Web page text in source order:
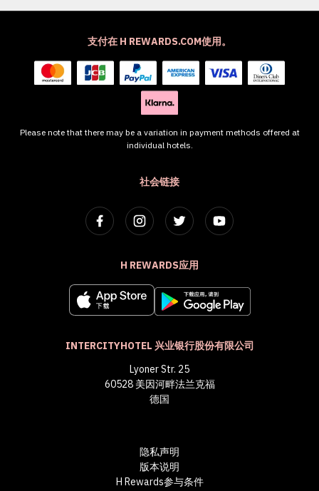
社会链接
H REWARDS应用
INTERCITYHOTEL 兴业银行股份有限公司
Lyoner Str. 25
60528 美因河畔法兰克福
德国
支付在 H REWARDS.COM使用。
Please note that there may be a variation in payment methods offered at
individual hotels.
隐私声明
版本说明
H Rewards参与条件